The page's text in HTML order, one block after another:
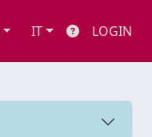
IT LOGIN